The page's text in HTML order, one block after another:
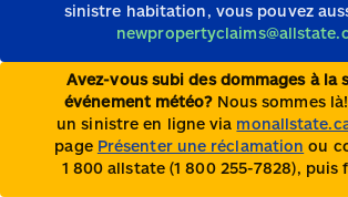
sinistre habitation, vous pouvez
Avez-vous subi des dommages à la
événement météo? Nous sommes
un sinistre en ligne via
page Présenter une réclamation ou
1 800 allstate (1 800 255-7828), puis